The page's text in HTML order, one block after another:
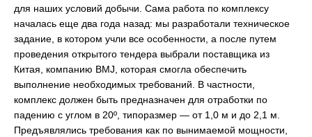
для наших условий добычи. Сама работа по комплексу
началась еще два года назад: мы разработали техническое
задание, в котором учли все особенности, а после путем
проведения открытого тендера выбрали поставщика из
Китая, компанию BMJ, которая смогла обеспечить
выполнение необходимых требований. В частности,
комплекс должен быть предназначен для отработки по
падению с углом в 20º, типоразмер — от 1,0 м и до 2,1 м.
Предъявлялись требования как по вынимаемой мощности,